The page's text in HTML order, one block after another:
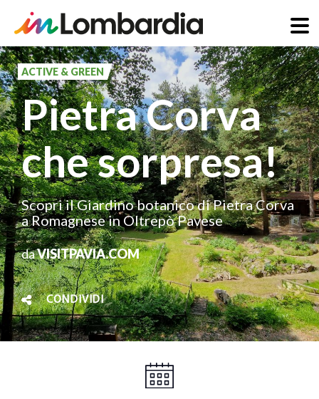
Salta
al
contenuto
principale
ACTIVE & GREEN
Pietra Corva
che sorpresa!
Scopri il Giardino botanico di Pietra Corva
a Romagnese in Oltrepò Pavese
daVISITPAVIA.COM
CONDIVIDI